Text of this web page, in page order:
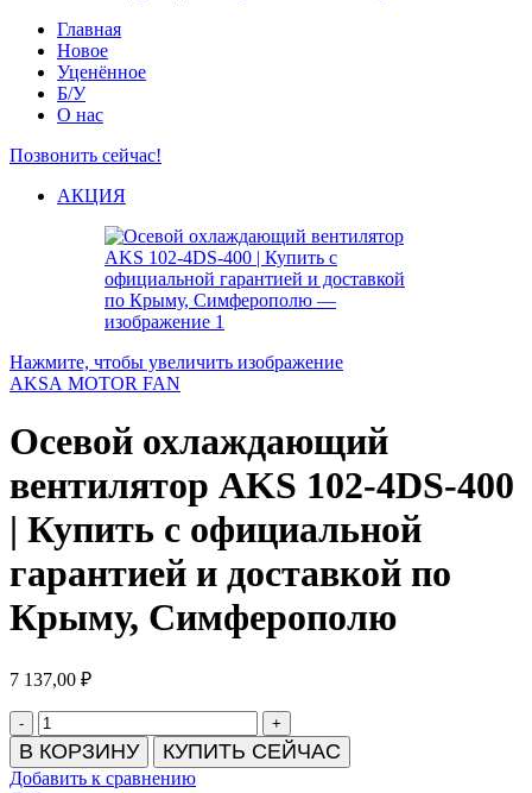
Главная
Новое
Уценённое
Б/У
О нас
Позвонить сейчас!
АКЦИЯ
Нажмите, чтобы увеличить изображение
AKSA MOTOR FAN
Осевой охлаждающий
вентилятор AKS 102-4DS-400
| Купить с официальной
гарантией и доставкой по
Крыму, Симферополю
7 137,00 ₽
Количество
товара
Осевой
охлаждающий
В КОРЗИНУ КУПИТЬ СЕЙЧАС
Добавить к сравнению